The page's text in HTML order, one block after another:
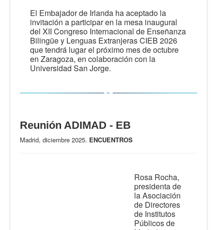
El Embajador de Irlanda ha aceptado la
invitación a participar en la mesa inaugural
del XII Congreso Internacional de Enseñanza
Bilingüe y Lenguas Extranjeras CIEB 2026
que tendrá lugar el próximo mes de octubre
en Zaragoza, en colaboración con la
Universidad San Jorge.
Reunión ADIMAD - EB
Madrid, diciembre 2025. ENCUENTROS
Rosa Rocha,
presidenta de
la Asociación
de Directores
de Institutos
Públicos de